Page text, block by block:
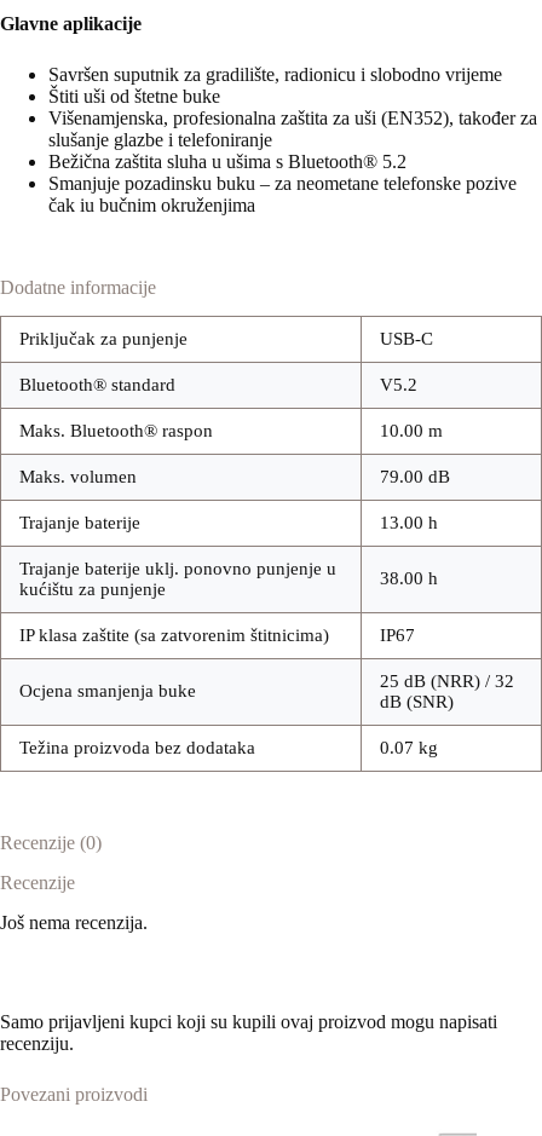
Glavne aplikacije
Savršen suputnik za gradilište, radionicu i slobodno vrijeme
Štiti uši od štetne buke
Višenamjenska, profesionalna zaštita za uši (EN352), također za
slušanje glazbe i telefoniranje
Bežična zaštita sluha u ušima s Bluetooth® 5.2
Smanjuje pozadinsku buku – za neometane telefonske pozive
čak iu bučnim okruženjima
Dodatne informacije
Priključak za punjenje USB-C
Bluetooth® standard V5.2
Maks. Bluetooth® raspon 10.00 m
Maks. volumen 79.00 dB
Trajanje baterije 13.00 h
Trajanje baterije uklj. ponovno punjenje u
kućištu za punjenje
38.00 h
IP klasa zaštite (sa zatvorenim štitnicima) IP67
Ocjena smanjenja buke
25 dB (NRR) / 32
dB (SNR)
Težina proizvoda bez dodataka 0.07 kg
Recenzije (0)
Recenzije
Još nema recenzija.
Samo prijavljeni kupci koji su kupili ovaj proizvod mogu napisati
recenziju.
Povezani proizvodi